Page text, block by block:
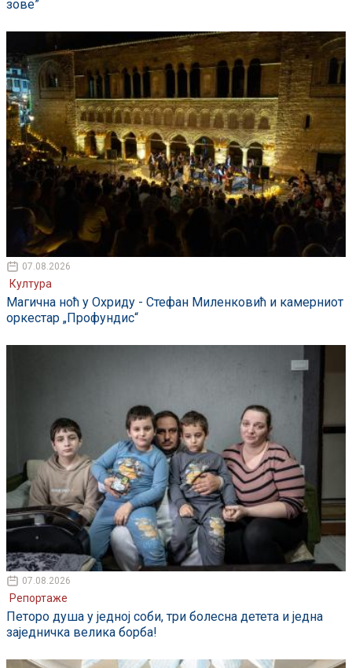
зове”
07.08.2026
Култура
Магична ноћ у Охриду - Стефан Миленковић и камерниот
оркестар „Профундис“
07.08.2026
Репортаже
Петоро душа у једној соби, три болесна детета и једна
заједничка велика борба!